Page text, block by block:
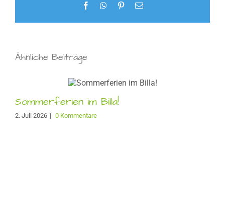
FacebookWhatsApp
Pinterest
E-
Ähnliche Beiträge
Sommerferien im Billa!
2. Juli 2026 | 0 Kommentare